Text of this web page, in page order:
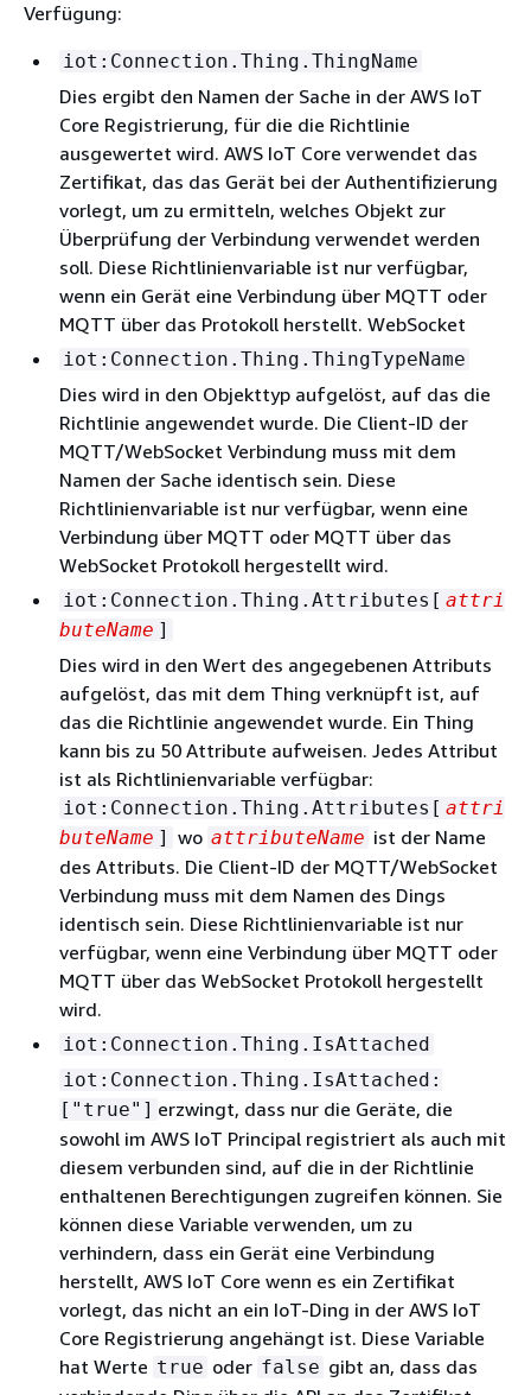
Verfügung:
iot:Connection.Thing.ThingName
Dies ergibt den Namen der Sache in der AWS IoT
Core Registrierung, für die die Richtlinie
ausgewertet wird. AWS IoT Core verwendet das
Zertifikat, das das Gerät bei der Authentifizierung
vorlegt, um zu ermitteln, welches Objekt zur
Überprüfung der Verbindung verwendet werden
soll. Diese Richtlinienvariable ist nur verfügbar,
wenn ein Gerät eine Verbindung über MQTT oder
MQTT über das Protokoll herstellt. WebSocket
iot:Connection.Thing.ThingTypeName
Dies wird in den Objekttyp aufgelöst, auf das die
Richtlinie angewendet wurde. Die Client-ID der
MQTT/WebSocket Verbindung muss mit dem
Namen der Sache identisch sein. Diese
Richtlinienvariable ist nur verfügbar, wenn eine
Verbindung über MQTT oder MQTT über das
WebSocket Protokoll hergestellt wird.
iot:Connection.Thing.Attributes[ attri
buteName ]
Dies wird in den Wert des angegebenen Attributs
aufgelöst, das mit dem Thing verknüpft ist, auf
das die Richtlinie angewendet wurde. Ein Thing
kann bis zu 50 Attribute aufweisen. Jedes Attribut
ist als Richtlinienvariable verfügbar:
iot:Connection.Thing.Attributes[ attri
buteName ] wo attributeName ist der Name
des Attributs. Die Client-ID der MQTT/WebSocket
Verbindung muss mit dem Namen des Dings
identisch sein. Diese Richtlinienvariable ist nur
verfügbar, wenn eine Verbindung über MQTT oder
MQTT über das WebSocket Protokoll hergestellt
wird.
iot:Connection.Thing.IsAttached
iot:Connection.Thing.IsAttached:
["true"] erzwingt, dass nur die Geräte, die
sowohl im AWS IoT Principal registriert als auch mit
diesem verbunden sind, auf die in der Richtlinie
enthaltenen Berechtigungen zugreifen können. Sie
können diese Variable verwenden, um zu
verhindern, dass ein Gerät eine Verbindung
herstellt, AWS IoT Core wenn es ein Zertifikat
vorlegt, das nicht an ein IoT-Ding in der AWS IoT
Core Registrierung angehängt ist. Diese Variable
hat Werte true oder false gibt an, dass das